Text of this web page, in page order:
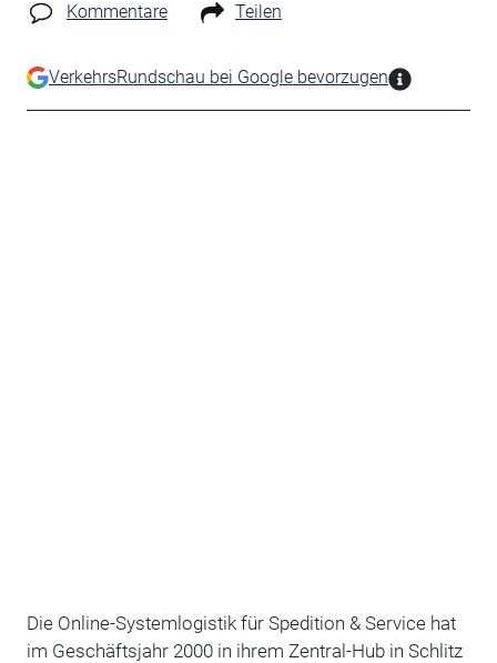
Kommentare Teilen
VerkehrsRundschau bei Google bevorzugen
Die Online-Systemlogistik für Spedition & Service hat
im Geschäftsjahr 2000 in ihrem Zentral-Hub in Schlitz